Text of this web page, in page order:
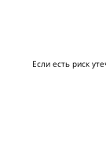
Если есть риск